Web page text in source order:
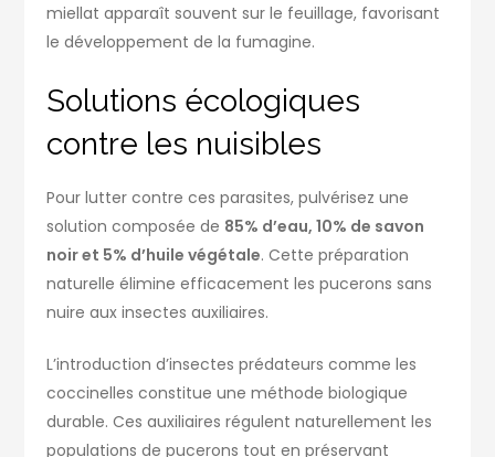
miellat apparaît souvent sur le feuillage, favorisant
le développement de la fumagine.
Solutions écologiques
contre les nuisibles
Pour lutter contre ces parasites, pulvérisez une
solution composée de 85% d’eau, 10% de savon
noir et 5% d’huile végétale. Cette préparation
naturelle élimine efficacement les pucerons sans
nuire aux insectes auxiliaires.
L’introduction d’insectes prédateurs comme les
coccinelles constitue une méthode biologique
durable. Ces auxiliaires régulent naturellement les
populations de pucerons tout en préservant